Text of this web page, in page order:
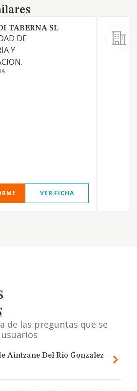
TABERNA SL
DE
Y
VER FICHA
de las preguntas que se
Aintzane Del Rio Gonzalez